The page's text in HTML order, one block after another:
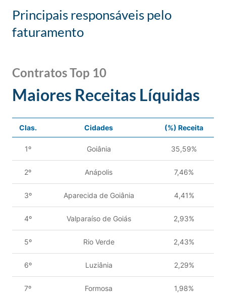
Principais responsáveis pelo
faturamento
Contratos Top 10
Maiores Receitas Líquidas
Clas. Cidades (%) Receita
1º Goiânia 35,59%
2º Anápolis 7,46%
3º Aparecida de Goiânia 4,41%
4º Valparaíso de Goiás 2,93%
5º Rio Verde 2,43%
6º Luziânia 2,29%
7º Formosa 1,98%